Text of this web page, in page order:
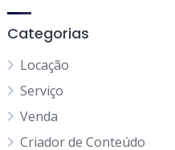
Categorias
Locação
Serviço
Venda
Criador de Conteúdo